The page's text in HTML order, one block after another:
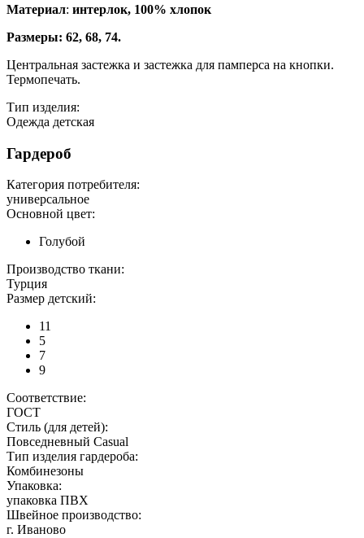
Материал: интерлок, 100% хлопок
Размеры: 62, 68, 74.
Центральная застежка и застежка для памперса на кнопки.
Термопечать.
Тип изделия:
Одежда детская
Гардероб
Категория потребителя:
универсальное
Основной цвет:
Голубой
Производство ткани:
Турция
Размер детский:
11
5
7
9
Соответствие:
ГОСТ
Стиль (для детей):
Повседневный Casual
Тип изделия гардероба:
Комбинезоны
Упаковка:
упаковка ПВХ
Швейное производство:
г. Иваново